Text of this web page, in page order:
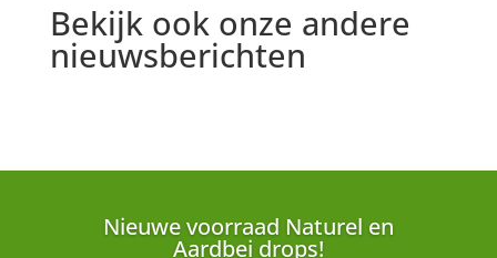
Bekijk ook onze andere
nieuwsberichten
Nieuwe voorraad Naturel en
Aardbei drops!